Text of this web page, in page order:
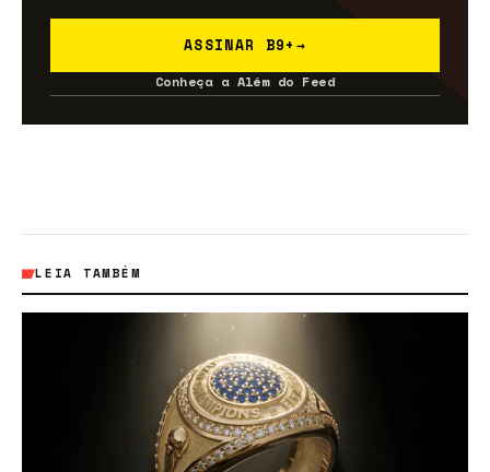
ASSINAR B9+ →
Conheça a Além do Feed
LEIA TAMBÉM